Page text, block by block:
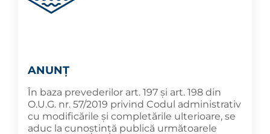
ANUNȚ
În baza prevederilor art. 197 și art. 198 din
O.U.G. nr. 57/2019 privind Codul administrativ
cu modificările și completările ulterioare, se
aduc la cunoştinţă publică următoarele